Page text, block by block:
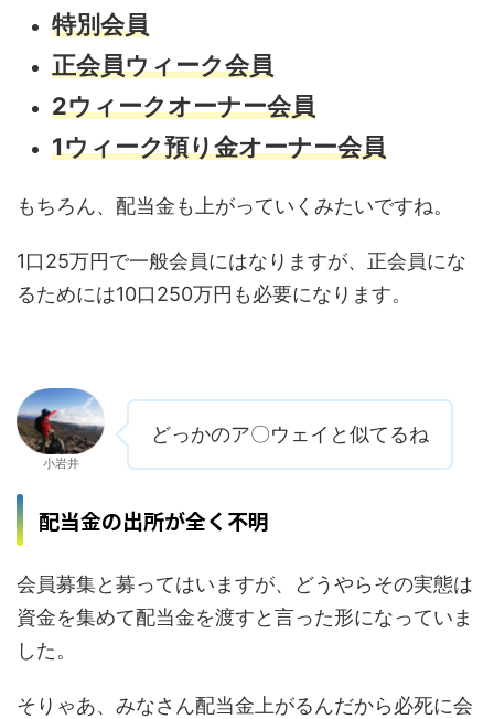
特別会員
正会員ウィーク会員
2ウィークオーナー会員
1ウィーク預り金オーナー会員
もちろん、配当金も上がっていくみたいですね。
1口25万円で一般会員にはなりますが、正会員にな
るためには10口250万円も必要になります。
小岩井
どっかのア〇ウェイと似てるね
配当金の出所が全く不明
会員募集と募ってはいますが、どうやらその実態は
資金を集めて配当金を渡すと言った形になっていま
した。
そりゃあ、みなさん配当金上がるんだから必死に会